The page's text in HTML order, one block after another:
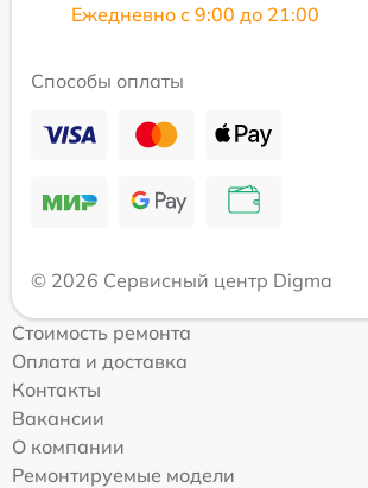
Ежедневно с 9:00 до 21:00
Способы оплаты
© 2026 Сервисный центр Digma
Стоимость ремонта
Оплата и доставка
Контакты
Вакансии
О компании
Ремонтируемые модели